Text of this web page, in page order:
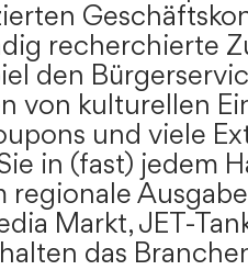
recherchierte
den
von kulturellen
und viele
in (fast) jedem
regionale
Markt, JET-
das